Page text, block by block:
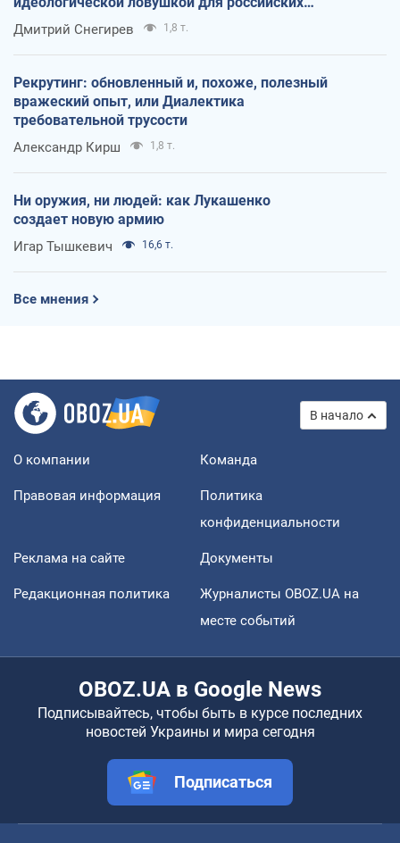
оккупантов
Дмитрий Снегирев 1,8 т.
Рекрутинг: обновленный и, похоже, полезный
вражеский опыт, или Диалектика
требовательной трусости
Александр Кирш 1,8 т.
Ни оружия, ни людей: как Лукашенко
создает новую армию
Игар Тышкевич 16,6 т.
Все мнения
В начало
О компании Команда
Правовая информация
Политика
конфиденциальности
Реклама на сайте Документы
Редакционная политика
Журналисты OBOZ.UA на
месте событий
OBOZ.UA в Google News
Подписывайтесь, чтобы быть в курсе последних
новостей Украины и мира сегодня
Подписаться